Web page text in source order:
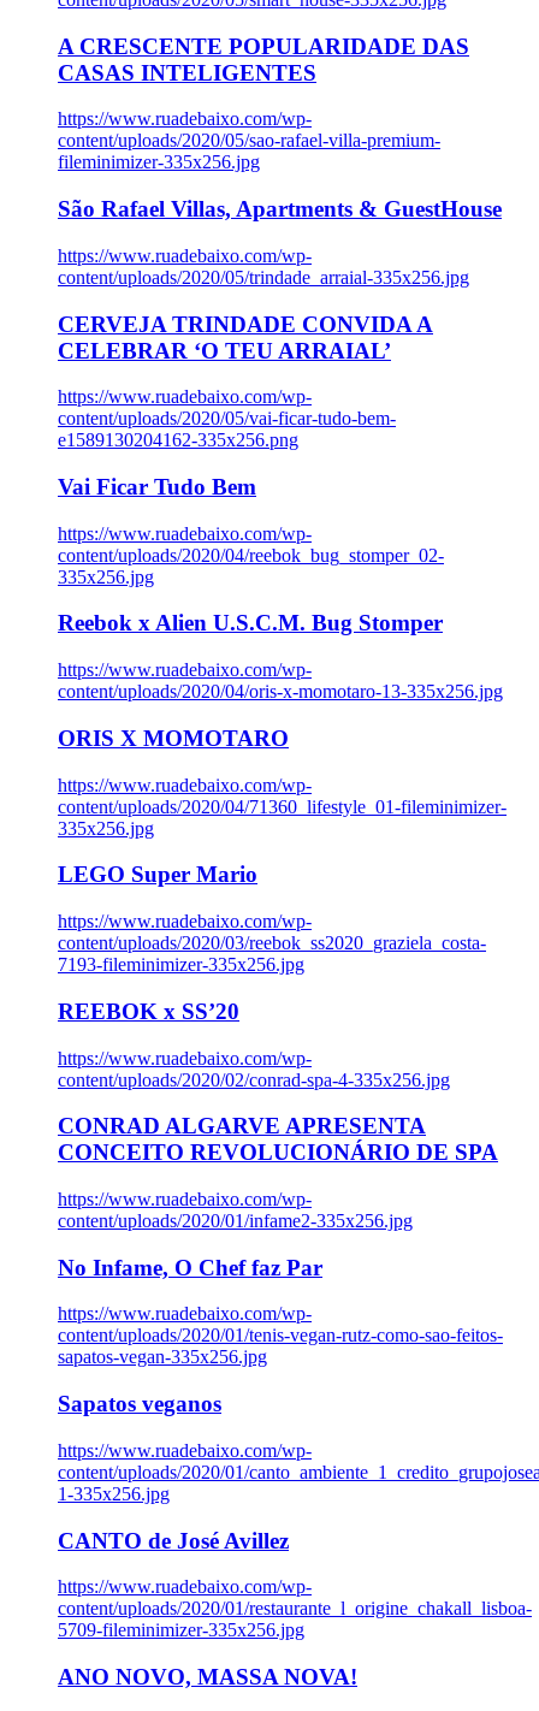
A CRESCENTE POPULARIDADE DAS
CASAS INTELIGENTES
https://www.ruadebaixo.com/wp-
content/uploads/2020/05/sao-rafael-villa-premium-
fileminimizer-335x256.jpg
São Rafael Villas, Apartments & GuestHouse
https://www.ruadebaixo.com/wp-
content/uploads/2020/05/trindade_arraial-335x256.jpg
CERVEJA TRINDADE CONVIDA A
CELEBRAR ‘O TEU ARRAIAL’
https://www.ruadebaixo.com/wp-
content/uploads/2020/05/vai-ficar-tudo-bem-
e1589130204162-335x256.png
Vai Ficar Tudo Bem
https://www.ruadebaixo.com/wp-
content/uploads/2020/04/reebok_bug_stomper_02-
335x256.jpg
Reebok x Alien U.S.C.M. Bug Stomper
https://www.ruadebaixo.com/wp-
content/uploads/2020/04/oris-x-momotaro-13-335x256.jpg
ORIS X MOMOTARO
https://www.ruadebaixo.com/wp-
content/uploads/2020/04/71360_lifestyle_01-fileminimizer-
335x256.jpg
LEGO Super Mario
https://www.ruadebaixo.com/wp-
content/uploads/2020/03/reebok_ss2020_graziela_costa-
7193-fileminimizer-335x256.jpg
REEBOK x SS’20
https://www.ruadebaixo.com/wp-
content/uploads/2020/02/conrad-spa-4-335x256.jpg
CONRAD ALGARVE APRESENTA
CONCEITO REVOLUCIONÁRIO DE SPA
https://www.ruadebaixo.com/wp-
content/uploads/2020/01/infame2-335x256.jpg
No Infame, O Chef faz Par
https://www.ruadebaixo.com/wp-
content/uploads/2020/01/tenis-vegan-rutz-como-sao-feitos-
sapatos-vegan-335x256.jpg
Sapatos veganos
https://www.ruadebaixo.com/wp-
content/uploads/2020/01/
1-335x256.jpg
CANTO de José Avillez
https://www.ruadebaixo.com/wp-
content/uploads/2020/01/restaurante_l_origine_chakall_lisboa-
5709-fileminimizer-335x256.jpg
ANO NOVO, MASSA NOVA!